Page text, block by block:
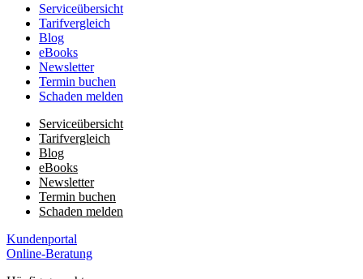
Serviceübersicht
Tarifvergleich
Blog
eBooks
Newsletter
Termin buchen
Schaden melden
Serviceübersicht
Tarifvergleich
Blog
eBooks
Newsletter
Termin buchen
Schaden melden
Kundenportal
Online-Beratung